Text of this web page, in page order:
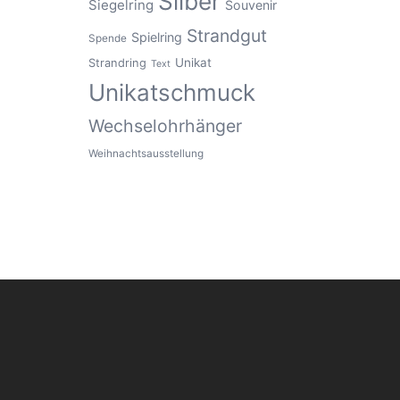
Siegelring Souvenir
Spende Spielring Strandgut
Strandring Text Unikat
Unikatschmuck
Wechselohrhänger
Weihnachtsausstellung